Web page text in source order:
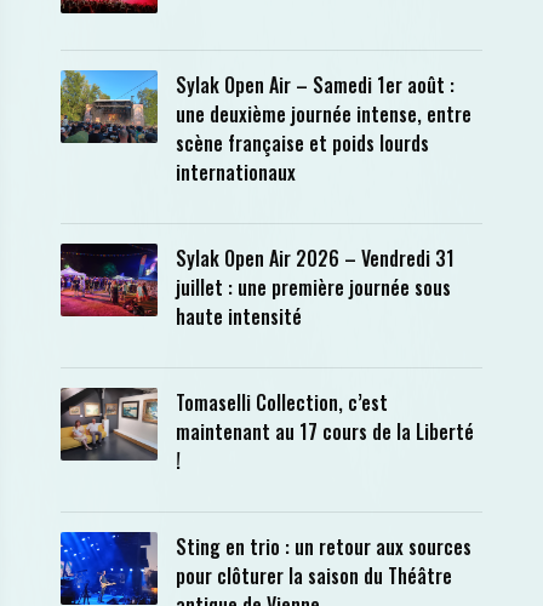
Sylak Open Air – Samedi 1er août :
une deuxième journée intense, entre
scène française et poids lourds
internationaux
Sylak Open Air 2026 – Vendredi 31
juillet : une première journée sous
haute intensité
Tomaselli Collection, c’est
maintenant au 17 cours de la Liberté
!
Sting en trio : un retour aux sources
pour clôturer la saison du Théâtre